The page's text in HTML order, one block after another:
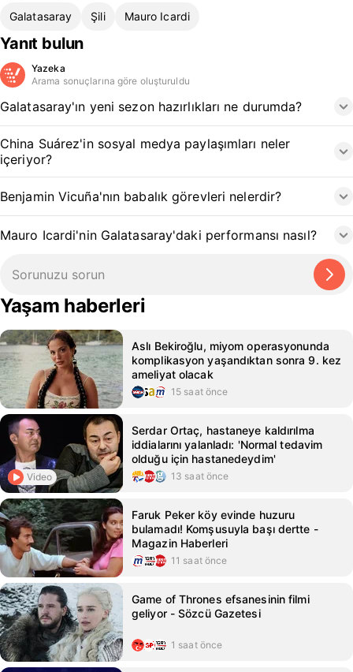
Galatasaray Şili Mauro Icardi
Yanıt bulun
Yazeka
Arama sonuçlarına göre oluşturuldu
Galatasaray'ın yeni sezon hazırlıkları ne durumda?
China Suárez'in sosyal medya paylaşımları neler
içeriyor?
Benjamin Vicuña'nın babalık görevleri nelerdir?
Mauro Icardi'nin Galatasaray'daki performansı nasıl?
Yaşam haberleri
Aslı Bekiroğlu, miyom operasyonunda
komplikasyon yaşandıktan sonra 9. kez
ameliyat olacak
15 saat önce
Video
Serdar Ortaç, hastaneye kaldırılma
iddialarını yalanladı: 'Normal tedavim
olduğu için hastanedeydim'
13 saat önce
Faruk Peker köy evinde huzuru
bulamadı! Komşusuyla başı dertte -
Magazin Haberleri
11 saat önce
Game of Thrones efsanesinin filmi
geliyor - Sözcü Gazetesi
1 saat önce